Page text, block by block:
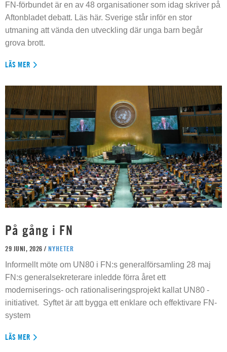
FN-förbundet är en av 48 organisationer som idag skriver på
Aftonbladet debatt. Läs här. Sverige står inför en stor
utmaning att vända den utveckling där unga barn begår
grova brott.
LÄS MER
På gång i FN
29 JUNI, 2026 / NYHETER
Informellt möte om UN80 i FN:s generalförsamling 28 maj
FN:s generalsekreterare inledde förra året ett
moderniserings- och rationaliseringsprojekt kallat UN80 -
initiativet. Syftet är att bygga ett enklare och effektivare FN-
system
LÄS MER